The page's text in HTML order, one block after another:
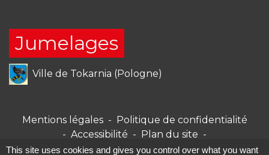
Jumelages
Ville de Tokarnia (Pologne)
Mentions légales - Politique de confidentialité
- Accessibilité - Plan du site -
Gestion des cookies
This site uses cookies and gives you control over what you want